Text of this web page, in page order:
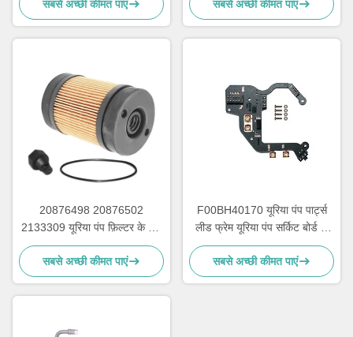
सबसे अच्छी कीमत पाएं
सबसे अच्छी कीमत पाएं
20876498 20876502
2133309 यूरिया पंप फ़िल्टर के लिए
Adblue पंप मरम्मत भागों
सबसे अच्छी कीमत पाएं
F00BH40170 यूरिया पंप पार्ट्स
लीड फ्रेम यूरिया पंप सर्किट बोर्ड के
लिए
सबसे अच्छी कीमत पाएं